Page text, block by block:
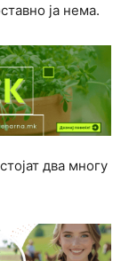
ја нема.
два многу